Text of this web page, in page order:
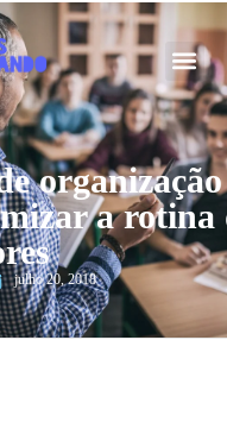
organização
a rotina
julho 20, 2018